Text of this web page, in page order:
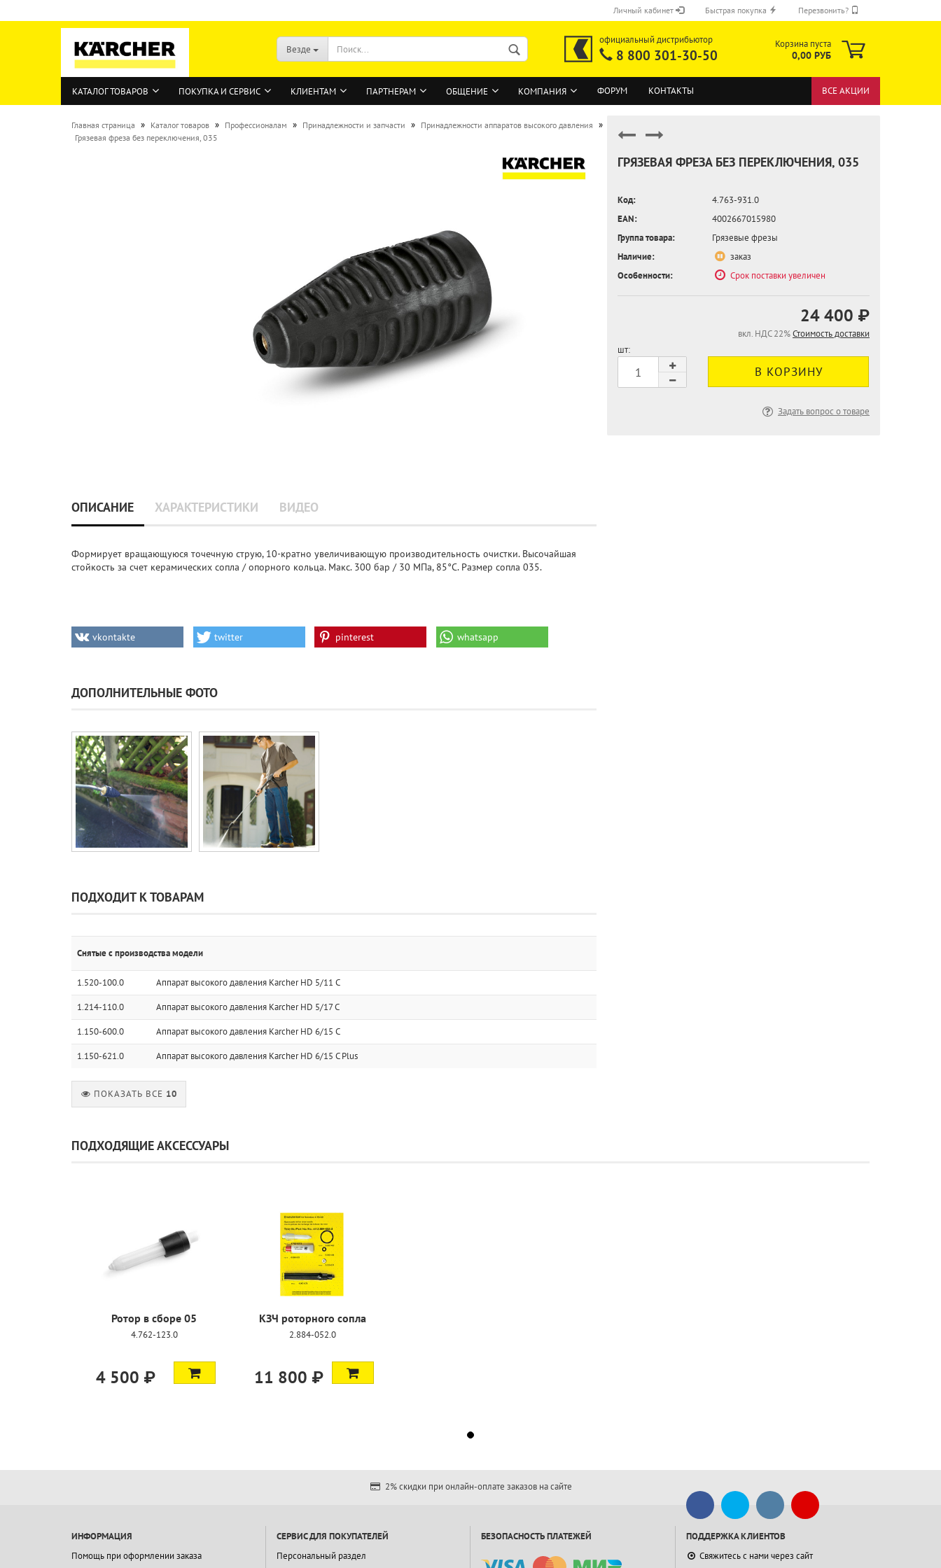
Личный кабинет
ВОЙТИ
Быстрая покупка Перезвонить?
Везде
официальный дистрибьютор
8 800 301-30-50
Корзина пуста
0,00 РУБ
КАТАЛОГ ТОВАРОВ ПОКУПКА И СЕРВИС КЛИЕНТАМ ПАРТНЕРАМ ОБЩЕНИЕ КОМПАНИЯ ФОРУМ КОНТАКТЫ ВСЕ АКЦИИ
Главная страница » Каталог товаров » Профессионалам » Принадлежности и запчасти » Принадлежности аппаратов высокого давления »
Грязевая фреза без переключения, 035
ГРЯЗЕВАЯ ФРЕЗА БЕЗ ПЕРЕКЛЮЧЕНИЯ, 035
Код:
4.763-931.0
EAN:
4002667015980
Группа товара:
Грязевые фрезы
Наличие:
заказ
Особенности:
Срок поставки увеличен
24 400 ₽
вкл. НДС 22%Стоимость доставки
шт:
Задать вопрос о товаре
ОПИСАНИЕ ХАРАКТЕРИСТИКИ ВИДЕО
Формирует вращающуюся точечную струю, 10-кратно увеличивающую производительность очистки. Высочайшая
стойкость за счет керамических сопла / опорного кольца. Макс. 300 бар / 30 МПа, 85°C. Размер сопла 035.
vkontakte twitter pinterest whatsapp
ДОПОЛНИТЕЛЬНЫЕ ФОТО
ПОДХОДИТ К ТОВАРАМ
Снятые с производства модели
1.520-100.0 Аппарат высокого давления Karcher HD 5/11 C
1.214-110.0 Аппарат высокого давления Karcher HD 5/17 C
1.150-600.0 Аппарат высокого давления Karcher HD 6/15 C
1.150-621.0 Аппарат высокого давления Karcher HD 6/15 C Plus
ПОКАЗАТЬ ВСЕ 10
ПОДХОДЯЩИЕ АКСЕССУАРЫ
Ротор в сборе 05
4.762-123.0
4 500 ₽
КЗЧ роторного сопла
2.884-052.0
11 800 ₽
2% скидки при онлайн-оплате заказов на сайте
ИНФОРМАЦИЯ
Помощь при оформлении заказа
СЕРВИС ДЛЯ ПОКУПАТЕЛЕЙ
Персональный раздел
БЕЗОПАСНОСТЬ ПЛАТЕЖЕЙ
ПОДДЕРЖКА КЛИЕНТОВ
Свяжитесь с нами через сайт